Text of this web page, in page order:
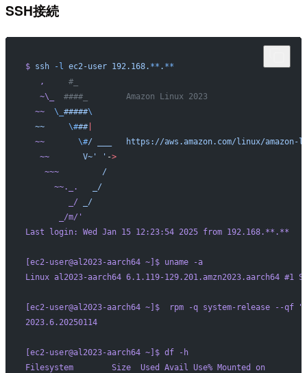
SSH接続
$ ssh -l ec2-user 192.168. ** . **
   ,
     #_
   ~\_
  ####_        Amazon Linux 2023
  ~~
  \_
#####\
  ~~
     \#
##|
  ~~
       \#
/
https://aws.amazon.com/linux/amazon-
   ~~
       V~' '
->
    ~~~
         /
      ~~._.
   _/
         _/
_/
       _/m/
'
Last login: Wed Jan 15 12:23:54 2025 from 192.168.**.**
[ec2-user@al2023-aarch64 ~]$ uname -a
Linux al2023-aarch64 6.1.119-129.201.amzn2023.aarch64 #1
[ec2-user@al2023-aarch64 ~]$  rpm -q system-release --qf
2023.6.20250114
[ec2-user@al2023-aarch64 ~]$ df -h
Filesystem        Size  Used Avail Use% Mounted on